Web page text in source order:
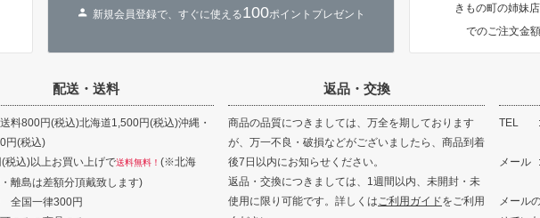
新規会員登録で、すぐに使える100ポイントプレゼント
きもの町の姉妹
でのご注文金
配送・送料
料800円(税込)北海道1,500円(税込)沖縄・
円(税込)
税込)以上お買い上げで送料無料！ (※北海
離島は差額分頂戴致します)
全国一律300円
返品・交換
商品の品質につきましては、万全を期しております
が、万一不良・破損などがございましたら、商品到着
後7日以内にお知らせください。
返品・交換につきましては、1週間以内、未開封・未
使用に限り可能です。詳しくはご利用ガイドをご利用
TEL
メール
メール